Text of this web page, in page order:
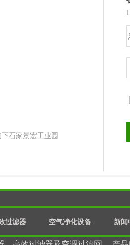
石家景宏工业园
过滤器 空气净化设备 新闻